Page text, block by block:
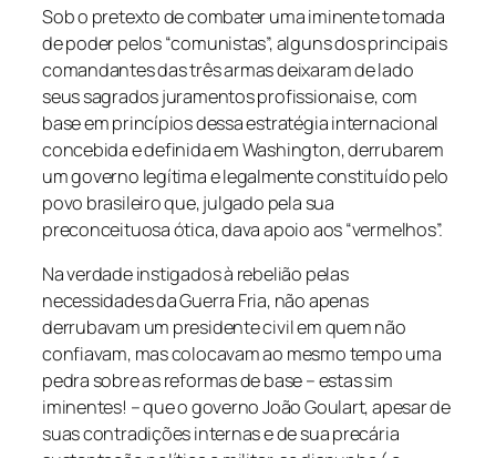
Sob o pretexto de combater uma iminente tomada
de poder pelos “comunistas”, alguns dos principais
comandantes das três armas deixaram de lado
seus sagrados juramentos profissionais e, com
base em princípios dessa estratégia internacional
concebida e definida em Washington, derrubarem
um governo legítima e legalmente constituído pelo
povo brasileiro que, julgado pela sua
preconceituosa ótica, dava apoio aos “vermelhos”.
Na verdade instigados à rebelião pelas
necessidades da Guerra Fria, não apenas
derrubavam um presidente civil em quem não
confiavam, mas colocavam ao mesmo tempo uma
pedra sobre as reformas de base – estas sim
iminentes! – que o governo João Goulart, apesar de
suas contradições internas e de sua precária